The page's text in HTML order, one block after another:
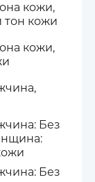
кожи,
кожи
кожи,
Без
Без